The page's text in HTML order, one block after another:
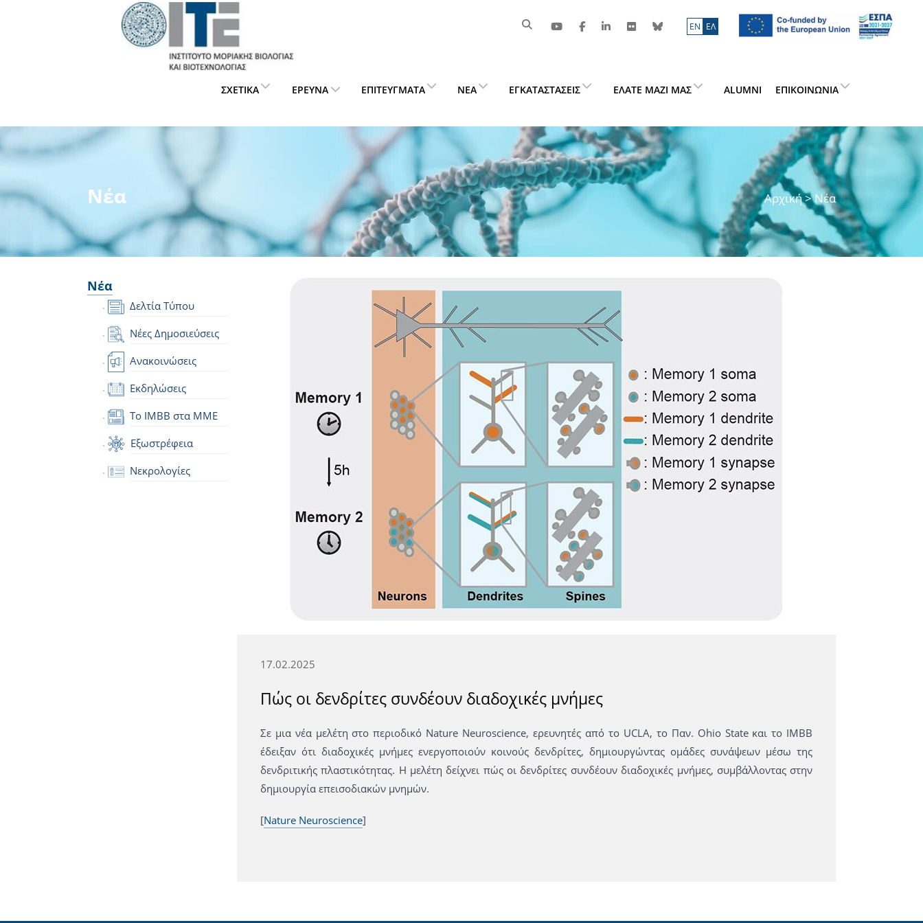
ΕN ΕΛ
ΣΧΕΤΙΚΆ ΈΡΕΥΝΑ ΕΠΙΤΕΎΓΜΑΤΑ ΝΈΑ ΕΓΚΑΤΑΣΤΆΣΕΙΣ ΕΛΆΤΕ ΜΑΖΊ ΜΑΣ ALUMNI ΕΠΙΚΟΙΝΩΝΊΑ
Νέα Αρχική> Νέα
Νέα
Δελτία Τύπου
Νέες Δημοσιεύσεις
Ανακοινώσεις
Εκδηλώσεις
Το IMBB στα ΜΜΕ
Εξωστρέφεια
Νεκρολογίες
17.02.2025
Πώς οι δενδρίτες συνδέουν διαδοχικές μνήμες
Σε μια νέα μελέτη στο περιοδικό Nature Neuroscience, ερευνητές από το UCLA, το Παν. Ohio State και το IMBB
έδειξαν ότι διαδοχικές μνήμες ενεργοποιούν κοινούς δενδρίτες, δημιουργώντας ομάδες συνάψεων μέσω της
δενδριτικής πλαστικότητας. Η μελέτη δείχνει πώς οι δενδρίτες συνδέουν διαδοχικές μνήμες, συμβάλλοντας στην
δημιουργία επεισοδιακών μνημών.
[Nature Neuroscience]